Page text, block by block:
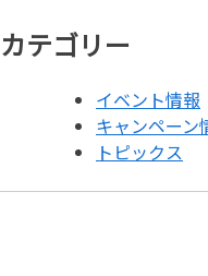
カテゴリー
イベント情報
キャンペーン
トピックス